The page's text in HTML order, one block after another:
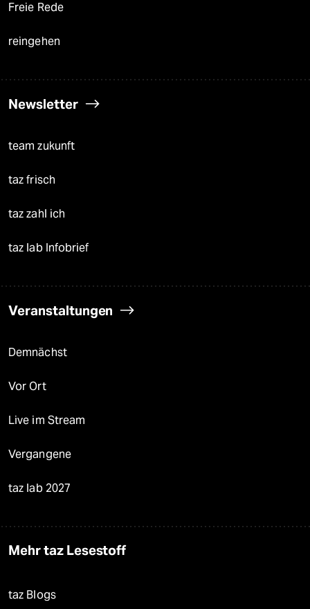
Freie Rede
reingehen
Newsletter
team zukunft
taz frisch
taz zahl ich
taz lab Infobrief
Veranstaltungen
Demnächst
Vor Ort
Live im Stream
Vergangene
taz lab 2027
Mehr taz Lesestoff
taz Blogs